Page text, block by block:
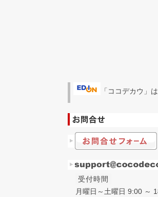
「ココデカウ」
受付時間
月曜日～土曜日 9:00 ～